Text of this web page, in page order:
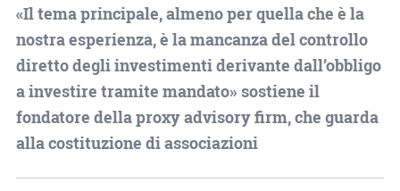
«Il tema principale, almeno per quella che è la
nostra esperienza, è la mancanza del controllo
diretto degli investimenti derivante dall’obbligo
a investire tramite mandato» sostiene il
fondatore della proxy advisory firm, che guarda
alla costituzione di associazioni